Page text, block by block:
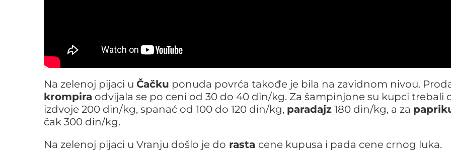
Na zelenoj pijaci u Čačku ponuda povrća takođe je bila na zavidnom nivou.
krompira odvijala se po ceni od 30 do 40 din/kg. Za šampinjone su kupci trebali
izdvoje 200 din/kg, spanać od 100 do 120 din/kg, paradajz 180 din/kg, a za
čak 300 din/kg.
Na zelenoj pijaci u Vranju došlo je do rasta cene kupusa i pada cene crnog luka.